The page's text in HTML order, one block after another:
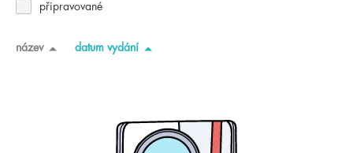
připravované
název datum vydání